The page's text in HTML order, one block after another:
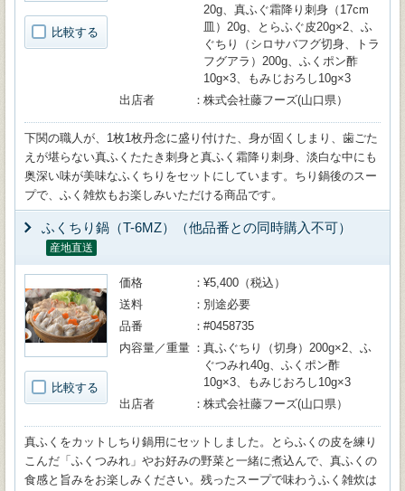
比較する
20g、真ふぐ霜降り刺身（17cm
皿）20g、とらふぐ皮20g×2、ふ
ぐちり（シロサバフグ切身、トラ
フグアラ）200g、ふくポン酢
10g×3、もみじおろし10g×3
出店者
株式会社藤フーズ(山口県）
下関の職人が、1枚1枚丹念に盛り付けた、身が固くしまり、歯ごた
えが堪らない真ふくたたき刺身と真ふく霜降り刺身、淡白な中にも
奥深い味が美味なふくちりをセットにしています。ちり鍋後のスー
プで、ふく雑炊もお楽しみいただける商品です。
ふくちり鍋（T-6MZ）（他品番との同時購入不可）
産地直送
比較する
価格
¥5,400（税込）
送料
別途必要
品番
#0458735
内容量／重量
真ふぐちり（切身）200g×2、ふ
ぐつみれ40g、ふくポン酢
10g×3、もみじおろし10g×3
出店者
株式会社藤フーズ(山口県）
真ふくをカットしちり鍋用にセットしました。とらふくの皮を練り
こんだ「ふくつみれ」やお好みの野菜と一緒に煮込んで、真ふくの
食感と旨みをお楽しみください。残ったスープで味わうふく雑炊は